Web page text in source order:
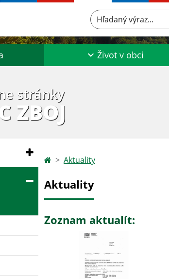
Hľadaný výraz...
Život v obci
stránky
ZBOJ
Aktuality
Aktuality
Zoznam aktualít: